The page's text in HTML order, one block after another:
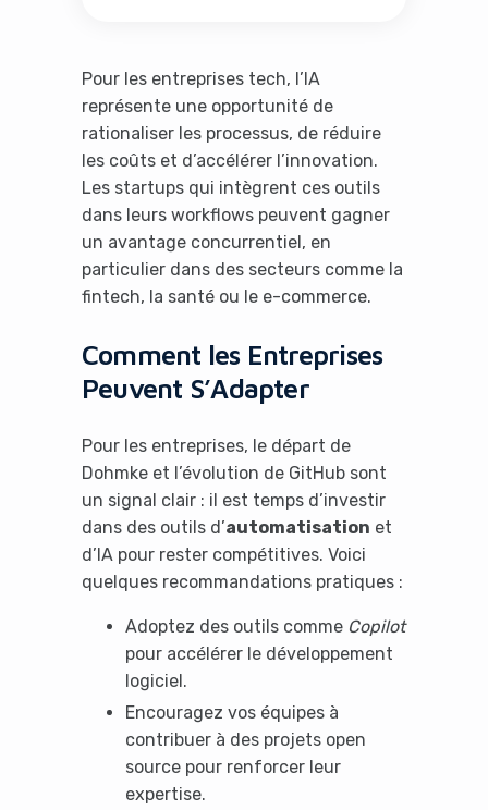
Pour les entreprises tech, l’IA
représente une opportunité de
rationaliser les processus, de réduire
les coûts et d’accélérer l’innovation.
Les startups qui intègrent ces outils
dans leurs workflows peuvent gagner
un avantage concurrentiel, en
particulier dans des secteurs comme la
fintech, la santé ou le e-commerce.
Comment les Entreprises
Peuvent S’Adapter
Pour les entreprises, le départ de
Dohmke et l’évolution de GitHub sont
un signal clair : il est temps d’investir
dans des outils d’automatisation et
d’IA pour rester compétitives. Voici
quelques recommandations pratiques :
Adoptez des outils comme Copilot
pour accélérer le développement
logiciel.
Encouragez vos équipes à
contribuer à des projets open
source pour renforcer leur
expertise.
No Thanks